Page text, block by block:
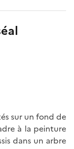
sur un fond de
à la peinture
dans un arbre